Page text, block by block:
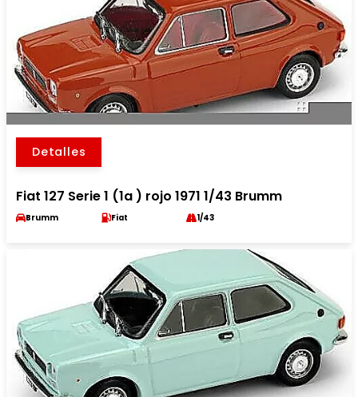
Detalles
Fiat 127 Serie 1 (1a ) rojo 1971 1/43 Brumm
Brumm Fiat 1/43